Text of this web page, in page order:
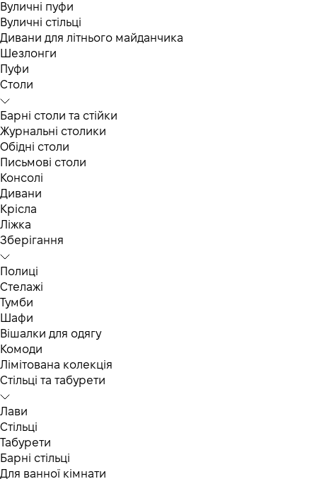
Вуличні пуфи
Вуличні стільці
Дивани для літнього майданчика
Шезлонги
Пуфи
Столи
Барні столи та стійки
Журнальні столики
Обідні столи
Письмові столи
Консолі
Дивани
Крісла
Ліжка
Зберігання
Полиці
Стелажі
Тумби
Шафи
Вішалки для одягу
Комоди
Лімітована колекція
Стільці та табурети
Лави
Стільці
Табурети
Барні стільці
Для ванної кімнати